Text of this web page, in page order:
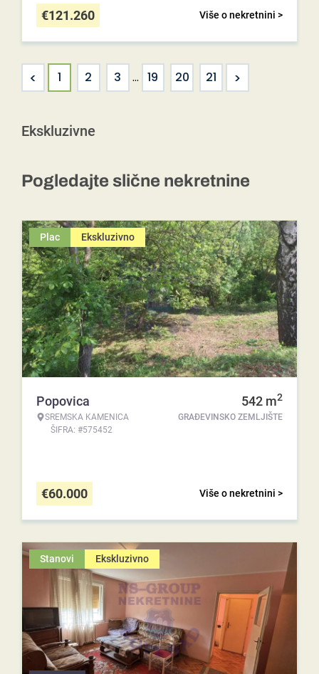
Više o nekretnini >
€121.260
< 1 2 3 ... 19 20 21 >
Ekskluzivne
Pogledajte slične nekretnine
Plac Ekskluzivno
Popovica
SREMSKA KAMENICA
ŠIFRA: #575452
542 m2
GRAĐEVINSKO ZEMLJIŠTE
Više o nekretnini >
€60.000
Stanovi Ekskluzivno